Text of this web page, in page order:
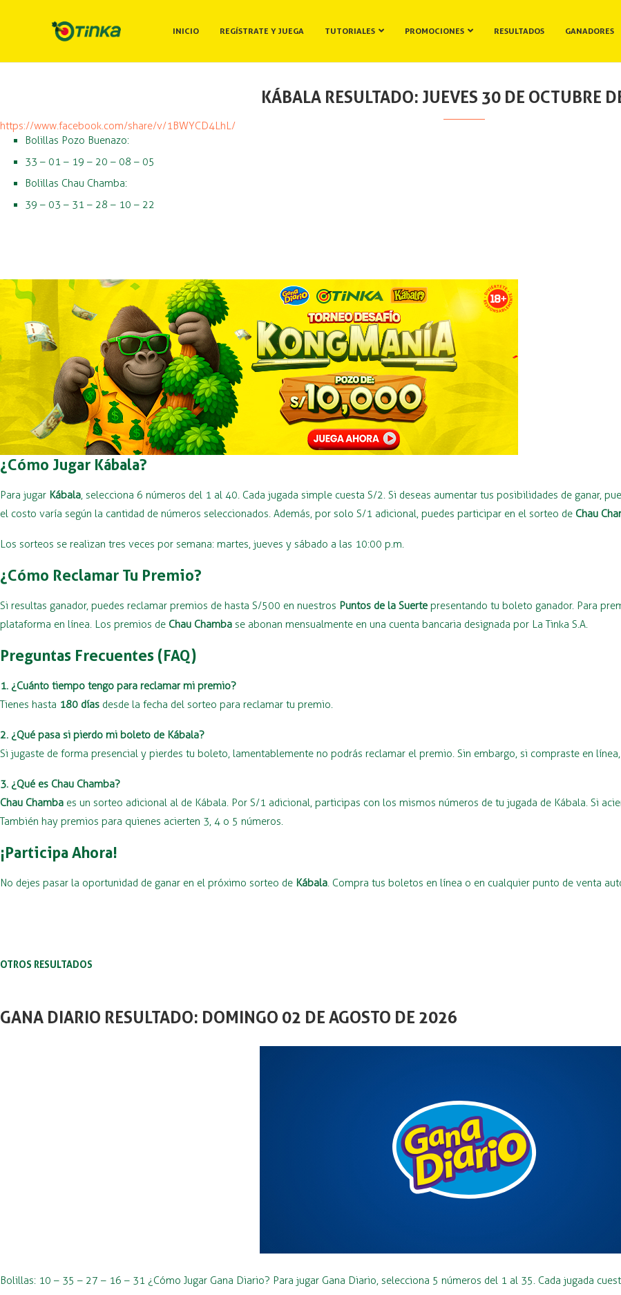
INICIO REGÍSTRATE Y JUEGA TUTORIALES PROMOCIONES RESULTADOS GANADORES
KÁBALA RESULTADO: JUEVES 30 DE OCTUBRE
https://www.facebook.com/share/v/1BWYCD4LhL/
Bolillas Pozo Buenazo:
33 – 01 – 19 – 20 – 08 – 05
Bolillas Chau Chamba:
39 – 03 – 31 – 28 – 10 – 22
¿Cómo Jugar Kábala?
Para jugar Kábala, selecciona 6 números del 1 al 40. Cada jugada simple cuesta S/2. Si deseas aumentar tus posibilidades de ganar,
el costo varía según la cantidad de números seleccionados. Además, por solo S/1 adicional, puedes participar en el sorteo de Chau
Los sorteos se realizan tres veces por semana: martes, jueves y sábado a las 10:00 p.m.
¿Cómo Reclamar Tu Premio?
Si resultas ganador, puedes reclamar premios de hasta S/500 en nuestros Puntos de la Suerte presentando tu boleto ganador. Para
plataforma en línea. Los premios de Chau Chamba se abonan mensualmente en una cuenta bancaria designada por La Tinka S.A.
Preguntas Frecuentes (FAQ)
1. ¿Cuánto tiempo tengo para reclamar mi premio?
Tienes hasta 180 días desde la fecha del sorteo para reclamar tu premio.
2. ¿Qué pasa si pierdo mi boleto de Kábala?
Si jugaste de forma presencial y pierdes tu boleto, lamentablemente no podrás reclamar el premio. Sin embargo, si compraste en
3. ¿Qué es Chau Chamba?
Chau Chamba es un sorteo adicional al de Kábala. Por S/1 adicional, participas con los mismos números de tu jugada de Kábala. Si
También hay premios para quienes acierten 3, 4 o 5 números.
¡Participa Ahora!
No dejes pasar la oportunidad de ganar en el próximo sorteo de Kábala. Compra tus boletos en línea o en cualquier punto de venta
OTROS RESULTADOS
GANA DIARIO RESULTADO: DOMINGO 02 DE AGOSTO DE 2026
Bolillas: 10 – 35 – 27 – 16 – 31 ¿Cómo Jugar Gana Diario? Para jugar Gana Diario, selecciona 5 números del 1 al 35. Cada jugada